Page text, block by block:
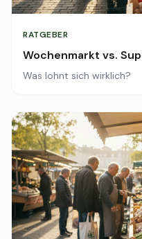
RATGEBER
Wochenmarkt vs.
Was lohnt sich wirklich?